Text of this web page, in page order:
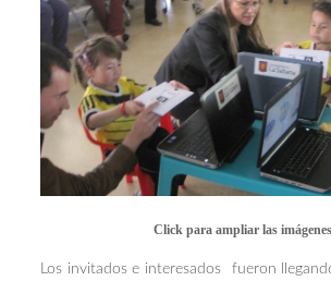
Click para ampliar las imágenes
Los invitados e interesados fueron